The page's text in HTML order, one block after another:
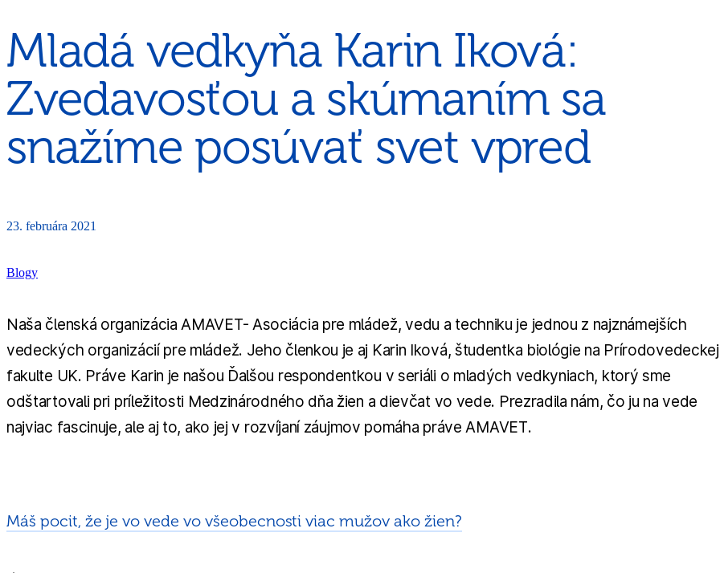
Mladá vedkyňa Karin Iková:
Zvedavosťou a skúmaním sa
snažíme posúvať svet vpred
23. februára 2021
Blogy
Naša členská organizácia AMAVET- Asociácia pre mládež, vedu a techniku je jednou z najznámejších
vedeckých organizácií pre mládež. Jeho členkou je aj Karin Iková, študentka biológie na Prírodovedeckej
fakulte UK. Práve Karin je našou Ďalšou respondentkou v seriáli o mladých vedkyniach, ktorý sme
odštartovali pri príležitosti Medzinárodného dňa žien a dievčat vo vede. Prezradila nám, čo ju na vede
najviac fascinuje, ale aj to, ako jej v rozvíjaní záujmov pomáha práve AMAVET.
Máš pocit, že je vo vede vo všeobecnosti viac mužov ako žien?